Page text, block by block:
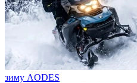
зиму AODES